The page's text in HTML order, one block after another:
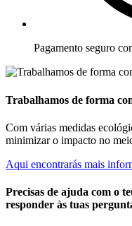
Pagamento seguro
Trabalhamos de forma
Com várias medidas
minimizar o impacto no
Aqui encontrarás mais
Precisas de ajuda com o
responder às tuas